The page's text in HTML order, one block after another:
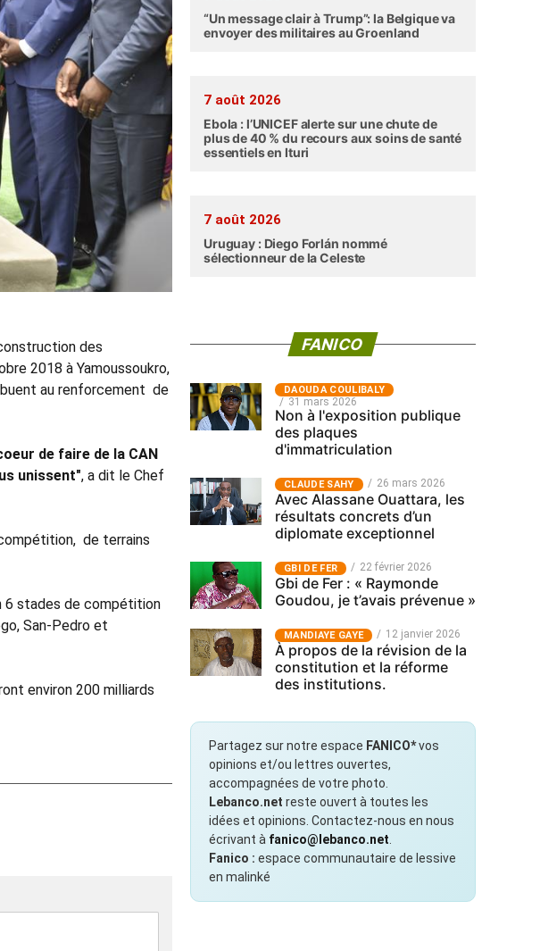
des
2018 à Yamoussoukro,
au renforcement de
de faire de la CAN
unissent", a dit le Chef
de terrains
6 stades de compétition
San-Pedro et
environ 200 milliards
“Un message clair à Trump”: la Belgique va
envoyer des militaires au Groenland
7 août 2026
Ebola : l’UNICEF alerte sur une chute de
plus de 40 % du recours aux soins de santé
essentiels en Ituri
7 août 2026
Uruguay : Diego Forlán nommé
sélectionneur de la Celeste
FANICO
‎DAOUDA COULIBALY
31 mars 2026
Non à l'exposition publique
des plaques
d'immatriculation
CLAUDE SAHY 26 mars 2026
Avec Alassane Ouattara, les
résultats concrets d’un
diplomate exceptionnel
GBI DE FER 22 février 2026
Gbi de Fer : « Raymonde
Goudou, je t’avais prévenue »
MANDIAYE GAYE 12 janvier 2026
À propos de la révision de la
constitution et la réforme
des institutions.
Partagez sur notre espace FANICO*vos
opinions et/ou lettres ouvertes,
accompagnées de votre photo.
Lebanco.net reste ouvert à toutes les
idées et opinions. Contactez-nous en nous
écrivant à fanico@lebanco.net
Fanico : espace communautaire de lessive
en malinké